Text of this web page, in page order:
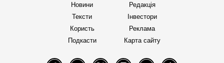
Новини
Тексти
Користь
Подкасти
Редакція
Інвестори
Реклама
Карта сайту